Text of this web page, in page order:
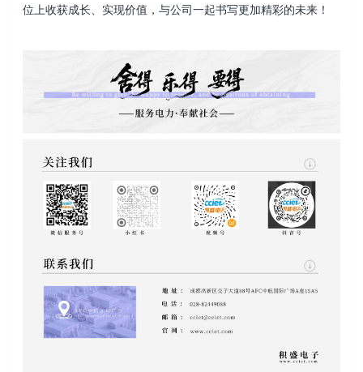
位上收获成长、实现价值，与公司一起书写更加精彩的未来！